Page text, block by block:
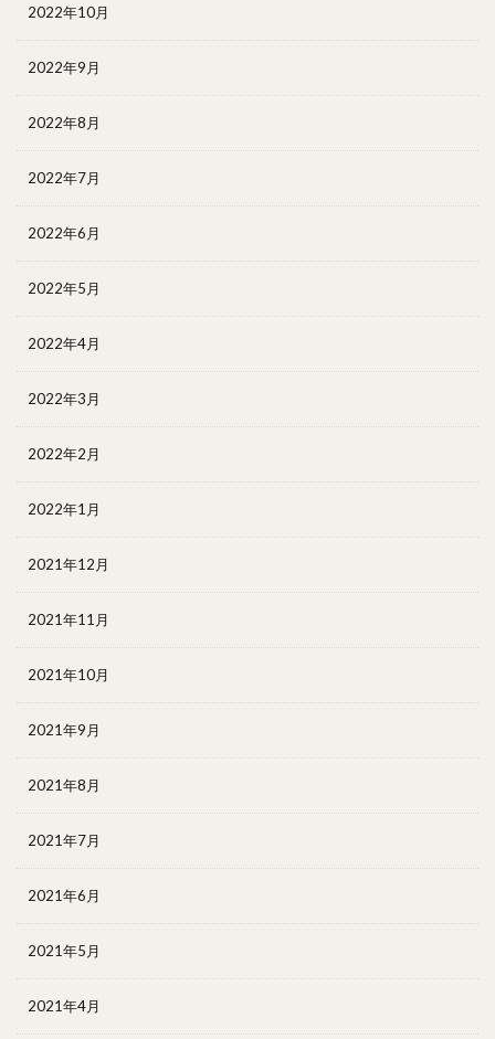
2022年10月
2022年9月
2022年8月
2022年7月
2022年6月
2022年5月
2022年4月
2022年3月
2022年2月
2022年1月
2021年12月
2021年11月
2021年10月
2021年9月
2021年8月
2021年7月
2021年6月
2021年5月
2021年4月